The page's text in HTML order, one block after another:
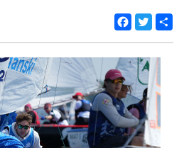
Facebook
Twitter